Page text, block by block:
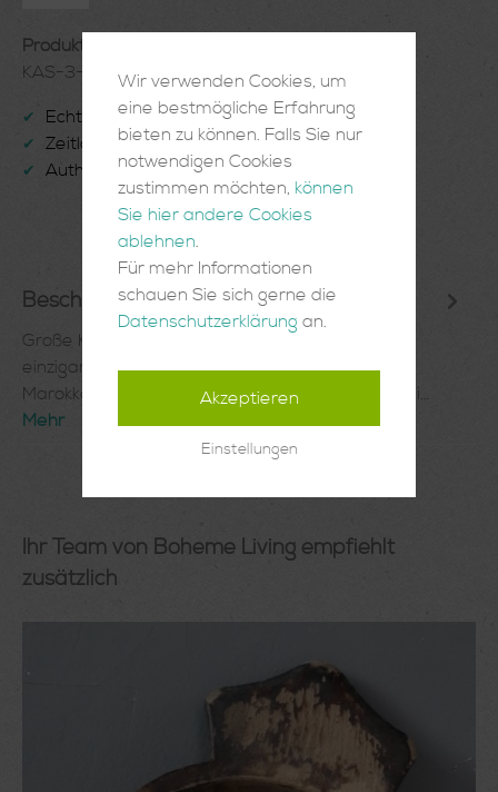
Produktnummer:
KAS-3-03-24
✔ Echte Handarbeit
✔ Zeitlose Einrichtungsgegenstände
✔ Authentisch und Einzigartig
Beschreibung
Große Keramik Schale aus TamegrouteDiese
einzigartige Keramik kommt aus dem Süden
Marokkos - TAMEGROUTE. Das Besondere an di…
Mehr
Ihr Team von Boheme Living empfiehlt
zusätzlich
Wir verwenden Cookies, um
eine bestmögliche Erfahrung
bieten zu können. Falls Sie nur
notwendigen Cookies
zustimmen möchten, können
Sie hier andere Cookies
ablehnen.
Für mehr Informationen
schauen Sie sich gerne die
Datenschutzerklärung an.
Akzeptieren
Einstellungen